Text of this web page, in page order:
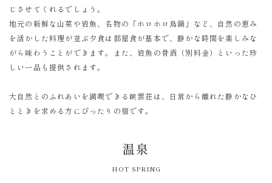
じさせてくれるでしょう。
地元の新鮮な山菜や岩魚、名物の「ホロホロ鳥鍋」など、自然の恵み
を活かした料理が並ぶ夕食は部屋食が基本で、静かな時間を楽しみな
がら味わうことができます。また、岩魚の骨酒（別料金）といった珍
しい一品も提供されます。
大自然とのふれあいを満喫できる峡雲荘は、日常から離れた静かなひ
とときを求める方にぴったりの宿です。
温泉
HOT SPRING